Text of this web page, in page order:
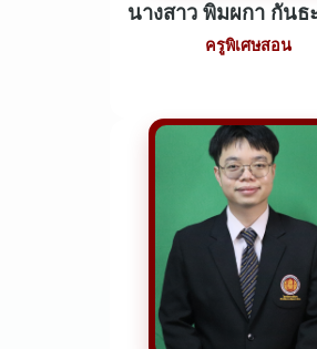
นางสาว พิมผกา กันธ
ครูพิเศษสอน